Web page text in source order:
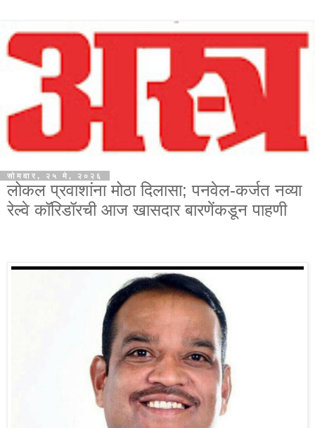
सोमवार, २५ मे, २०२६
लोकल प्रवाशांना मोठा दिलासा; पनवेल-कर्जत नव्या
रेल्वे कॉरिडॉरची आज खासदार बारणेंकडून पाहणी